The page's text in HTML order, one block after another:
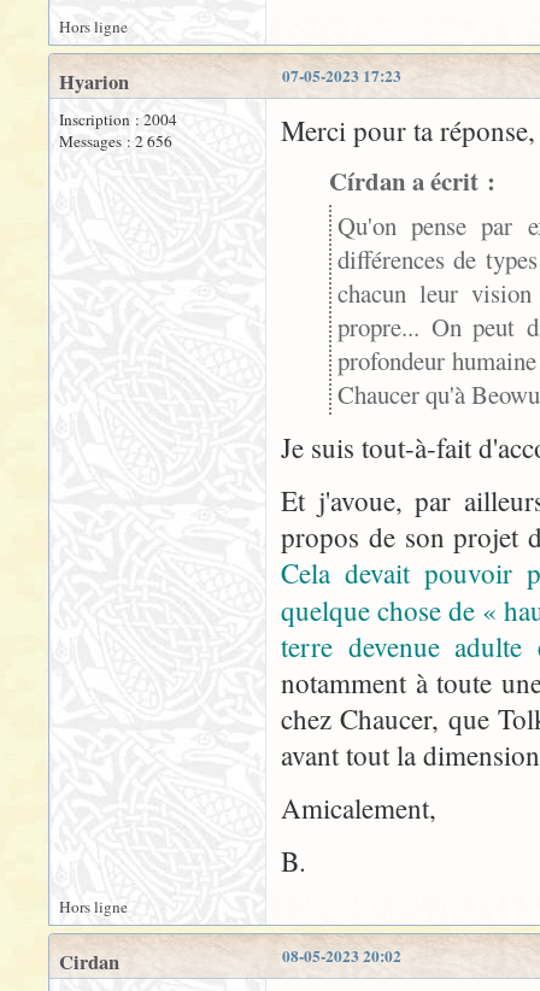
Hors ligne
07-05-2023 17:23
Hyarion
Inscription : 2004
Messages : 2 656
Merci pour ta
Círdan a écrit :
Qu'on pense par
différences de
chacun leur
propre... On peut
profondeur
Chaucer qu'à
Je suis tout-à-fait
Et j'avoue, par
propos de son projet
Cela devait pouvoir
quelque chose de «
terre devenue
notamment à toute
chez Chaucer, que
avant tout la
Amicalement,
B.
Hors ligne
08-05-2023 20:02
Cirdan